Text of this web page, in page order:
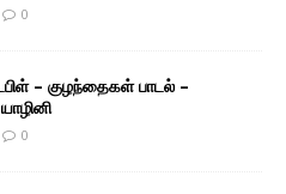
0
– குழந்தைகள் பாடல் –
0